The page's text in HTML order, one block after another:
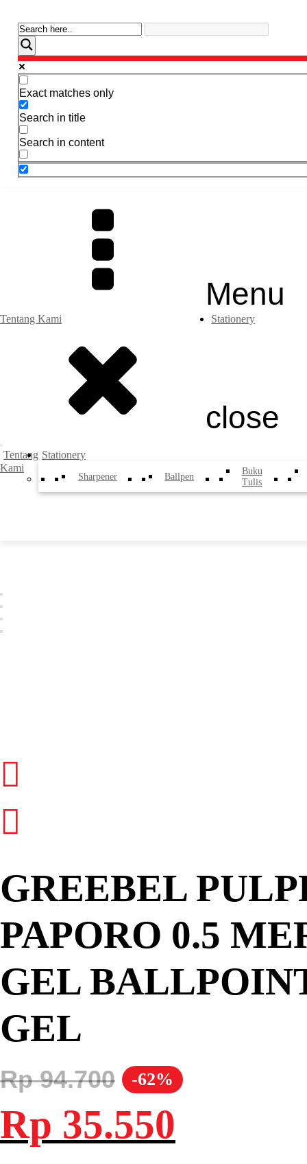
Exact matches only
Search in title
Search in content
Menu
Tentang Kami Stationery
close
Tentang
Kami
Stationery
Sharpener Ballpen
Buku
Tulis
GREEBEL
PAPORO 0.5
GEL
GEL
-62%
Rp94.700
aslinya
adalah:
Rp 94.700.
Rp 35.550adalah: